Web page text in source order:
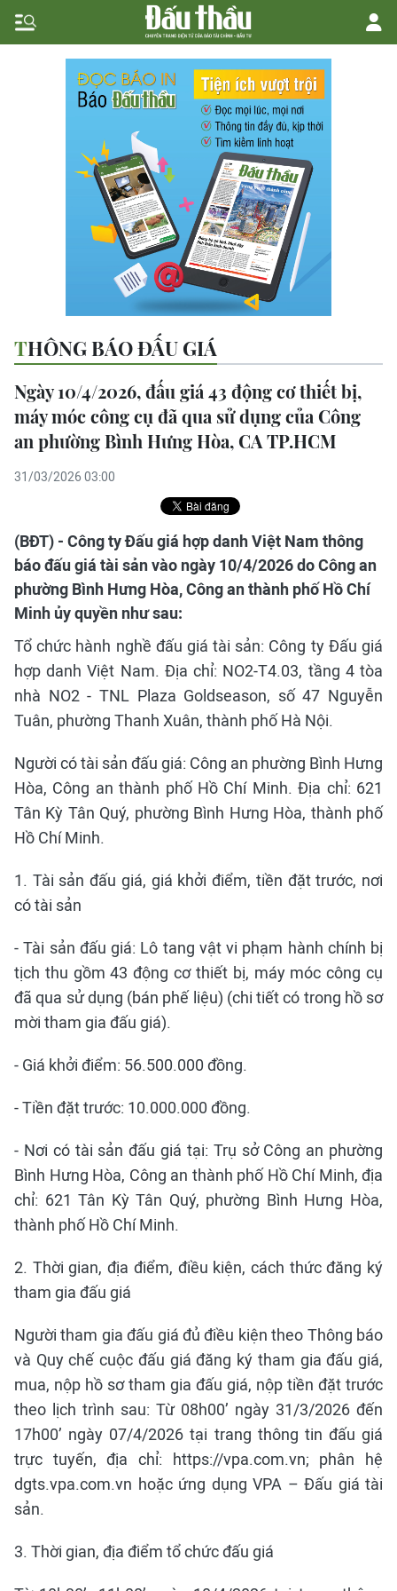
THÔNG BÁO ĐẤU GIÁ
Ngày 10/4/2026, đấu giá 43 động cơ thiết bị,
máy móc công cụ đã qua sử dụng của Công
an phường Bình Hưng Hòa, CA TP.HCM
31/03/2026 03:00
(BĐT) - Công ty Đấu giá hợp danh Việt Nam thông
báo đấu giá tài sản vào ngày 10/4/2026 do Công an
phường Bình Hưng Hòa, Công an thành phố Hồ Chí
Minh ủy quyền như sau:
Tổ chức hành nghề đấu giá tài sản: Công ty Đấu giá
hợp danh Việt Nam. Địa chỉ: NO2-T4.03, tầng 4 tòa
nhà NO2 - TNL Plaza Goldseason, số 47 Nguyễn
Tuân, phường Thanh Xuân, thành phố Hà Nội.
Người có tài sản đấu giá: Công an phường Bình Hưng
Hòa, Công an thành phố Hồ Chí Minh. Địa chỉ: 621
Tân Kỳ Tân Quý, phường Bình Hưng Hòa, thành phố
Hồ Chí Minh.
1. Tài sản đấu giá, giá khởi điểm, tiền đặt trước, nơi
có tài sản
- Tài sản đấu giá: Lô tang vật vi phạm hành chính bị
tịch thu gồm 43 động cơ thiết bị, máy móc công cụ
đã qua sử dụng (bán phế liệu) (chi tiết có trong hồ sơ
mời tham gia đấu giá).
- Giá khởi điểm: 56.500.000 đồng.
- Tiền đặt trước: 10.000.000 đồng.
- Nơi có tài sản đấu giá tại: Trụ sở Công an phường
Bình Hưng Hòa, Công an thành phố Hồ Chí Minh, địa
chỉ: 621 Tân Kỳ Tân Quý, phường Bình Hưng Hòa,
thành phố Hồ Chí Minh.
2. Thời gian, địa điểm, điều kiện, cách thức đăng ký
tham gia đấu giá
Người tham gia đấu giá đủ điều kiện theo Thông báo
và Quy chế cuộc đấu giá đăng ký tham gia đấu giá,
mua, nộp hồ sơ tham gia đấu giá, nộp tiền đặt trước
theo lịch trình sau: Từ 08h00’ ngày 31/3/2026 đến
17h00’ ngày 07/4/2026 tại trang thông tin đấu giá
trực tuyến, địa chỉ: https://vpa.com.vn; phân hệ
dgts.vpa.com.vn hoặc ứng dụng VPA – Đấu giá tài
sản.
3. Thời gian, địa điểm tổ chức đấu giá